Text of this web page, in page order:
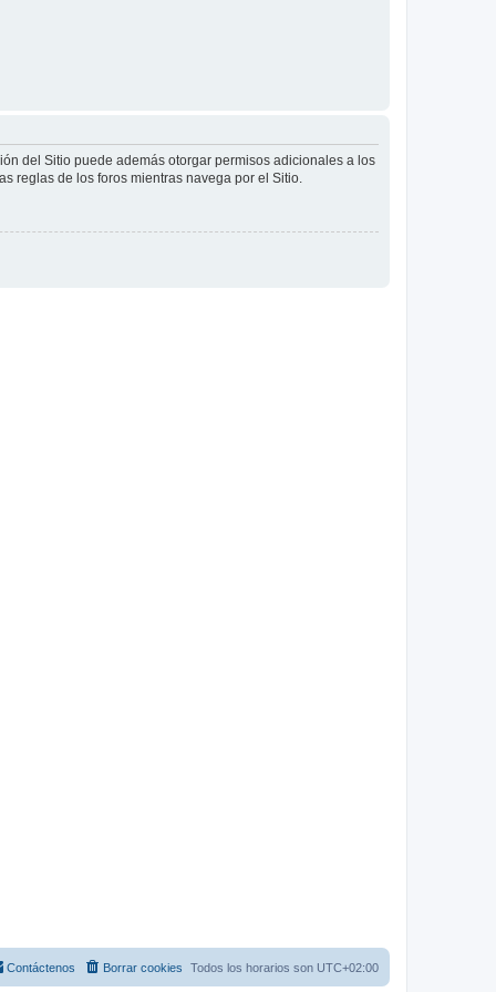
del Sitio puede además otorgar permisos adicionales a los
reglas de los foros mientras navega por el Sitio.
Todos los horarios son UTC+02:00
Borrar cookies
Contáctenos